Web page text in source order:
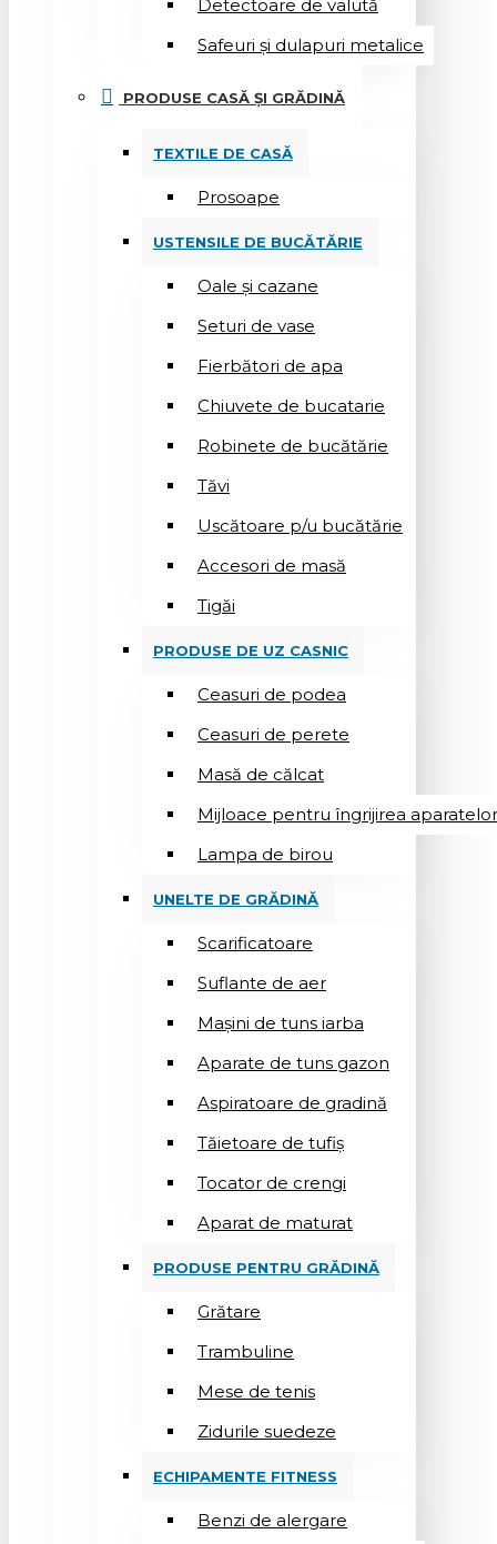
Detectoare de valută
Safeuri și dulapuri metalice
PRODUSE CASĂ ȘI GRĂDINĂ
TEXTILE DE CASĂ
Prosoape
USTENSILE DE BUCĂTĂRIE
Oale și cazane
Seturi de vase
Fierbători de apa
Chiuvete de bucatarie
Robinete de bucătărie
Tăvi
Uscătoare p/u bucătărie
Accesori de masă
Tigăi
PRODUSE DE UZ CASNIC
Ceasuri de podea
Ceasuri de perete
Masă de călcat
Mijloace pentru îngrijirea
Lampa de birou
UNELTE DE GRĂDINĂ
Scarificatoare
Suflantе de aer
Mașini de tuns iarba
Aparate de tuns gazon
Aspiratoare de gradină
Tăietoare de tufiș
Tocator de crengi
Aparat de maturat
PRODUSE PENTRU GRĂDINĂ
Grătare
Trambuline
Mese de tenis
Zidurile suedeze
ECHIPAMENTE FITNESS
Benzi de alergare